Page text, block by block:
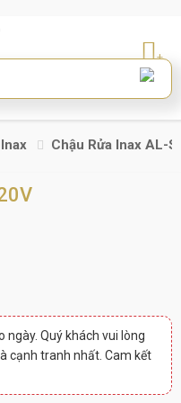
+
Chậu Rửa Inax AL-
ngày. Quý khách vui lòng
cạnh tranh nhất. Cam kết